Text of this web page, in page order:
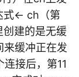
式<- ch（第
建的是无缓
缓冲正在发
接后，第11